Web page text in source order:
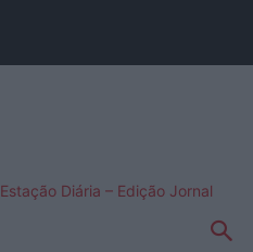
Estação Diária – Edição Jornal